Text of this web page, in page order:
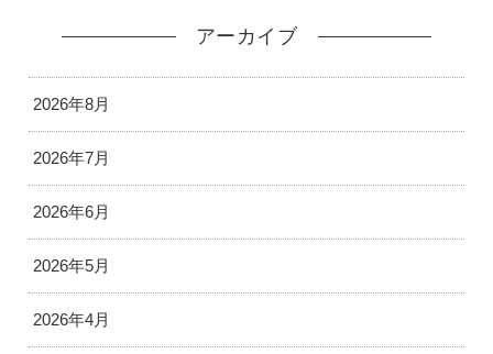
アーカイブ
2026年8月
2026年7月
2026年6月
2026年5月
2026年4月